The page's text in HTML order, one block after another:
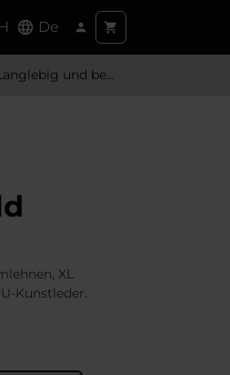
De
und besonders Angenehm
XL
Kunstleder.